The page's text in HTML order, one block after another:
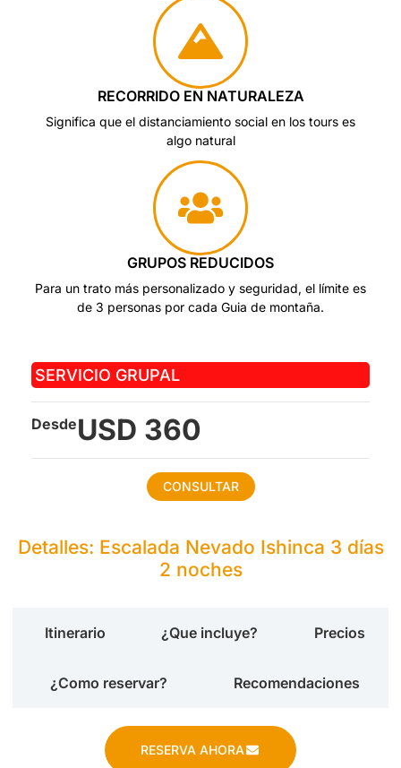
RECORRIDO EN NATURALEZA
Significa que el distanciamiento social en los tours es
algo natural
GRUPOS REDUCIDOS
Para un trato más personalizado y seguridad, el límite es
de 3 personas por cada Guia de montaña.
SERVICIO GRUPAL
DesdeUSD 360
CONSULTAR
Detalles: Escalada Nevado Ishinca 3 días
2 noches
Itinerario ¿Que incluye? Precios
¿Como reservar? Recomendaciones
RESERVA AHORA